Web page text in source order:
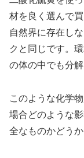
材を良く選んで買
自然界に存在し
クと同じです。
の体の中でも分解
このような化学
場合どのような
全なものかどう